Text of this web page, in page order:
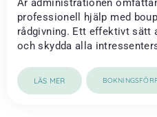
Är administrationen
professionell hjälp med
rådgivning. Ett effektivt sätt
och skydda alla
LÄS MER